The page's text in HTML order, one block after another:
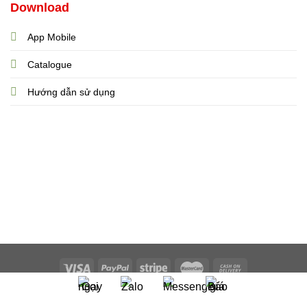
Download
App Mobile
Catalogue
Hướng dẫn sử dụng
Copyright 2023 © Minh Nhật Bắc Ninh